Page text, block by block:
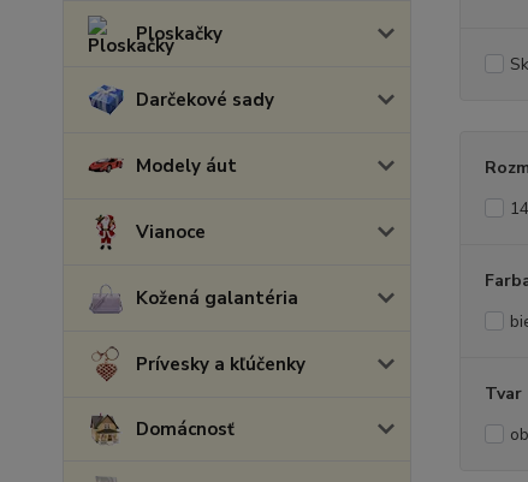
Ploskačky
Darčekové sady
Modely áut
Vianoce
Kožená galantéria
Prívesky a kľúčenky
Domácnosť
Tvar